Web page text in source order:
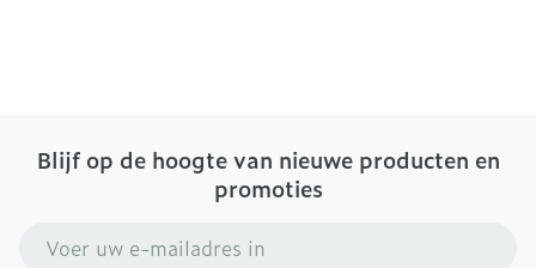
Blijf op de hoogte van nieuwe producten en
promoties